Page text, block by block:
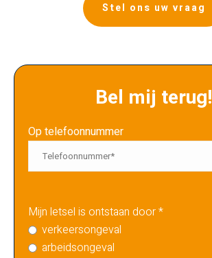
Stel ons uw vraag
Bel mij terug!
Op telefoonnummer
Mijn letsel is ontstaan door *
verkeersongeval
arbeidsongeval